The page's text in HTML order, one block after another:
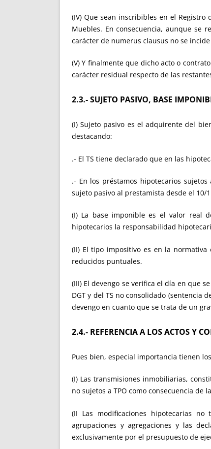
(IV) Que sean inscribibles en el
Muebles. En consecuencia, aunque se
carácter de numerus clausus no se incide
(V) Y finalmente que dicho acto o
carácter residual respecto de las
2.3.- SUJETO PASIVO, BASE
(I) Sujeto pasivo es el adquirente del
destacando:
.- El TS tiene declarado que en las
.- En los préstamos hipotecarios
sujeto pasivo al prestamista desde el 10/
(I) La base imponible es el valor real
hipotecarios la responsabilidad
(II) El tipo impositivo es en la
reducidos puntuales.
(III) El devengo se verifica el día en que
DGT y del TS no consolidado (sentencia
devengo en cuanto que se trata de un
2.4.- REFERENCIA A LOS ACTOS Y
Pues bien, especial importancia tienen
(I) Las transmisiones inmobiliarias,
no sujetos a TPO como consecuencia de
(II Las modificaciones hipotecarias no
agrupaciones y agregaciones y las
exclusivamente por el presupuesto de